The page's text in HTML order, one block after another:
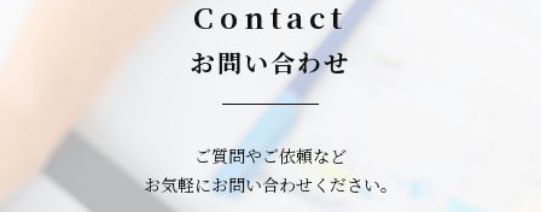
Contact
お問い合わせ
ご質問やご依頼など
お気軽にお問い合わせください。